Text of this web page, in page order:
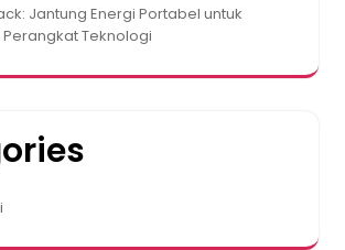
Jantung Energi Portabel untuk
Teknologi